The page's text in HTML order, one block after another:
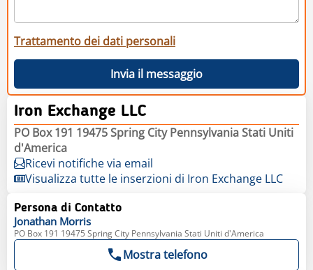
Trattamento dei dati personali
Invia il messaggio
Iron Exchange LLC
PO Box 191 19475 Spring City Pennsylvania Stati Uniti
d'America
Ricevi notifiche via email
Visualizza tutte le inserzioni di Iron Exchange LLC
Persona di Contatto
Jonathan Morris
PO Box 191 19475 Spring City Pennsylvania Stati Uniti d'America
Mostra telefono